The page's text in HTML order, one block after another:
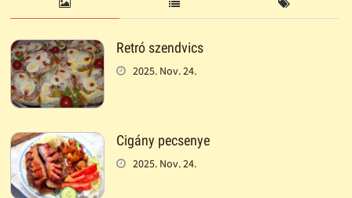
Retró szendvics
2025. Nov. 24.
Cigány pecsenye
2025. Nov. 24.